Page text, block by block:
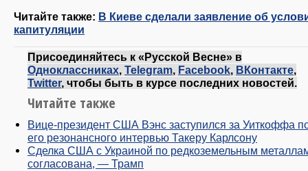
Читайте также: В Киеве сделали заявление об
капитуляции
Присоединяйтесь к «Русской Весне» в
Одноклассниках, Telegram, Facebook, ВКонтакте,
Twitter, чтобы быть в курсе последних новостей.
Читайте также
Вице-президент США Вэнс заступился за Уиткоффа
его резонансного интервью Такеру Карлсону
Сделка США с Украиной по редкоземельным
согласована, — Трамп